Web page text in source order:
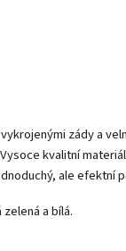
zády a
kvalitní
ale efektní
a bílá.